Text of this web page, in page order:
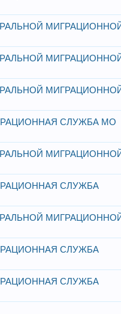
СЛУЖБА МО
СЛУЖБА
СЛУЖБА
СЛУЖБА